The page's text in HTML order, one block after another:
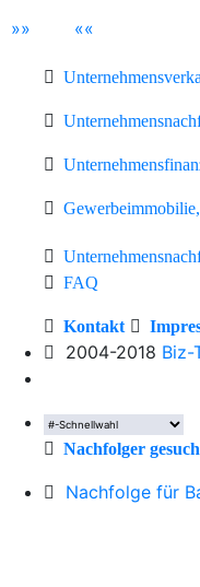
»» ««
FAQ
Kontakt
2004-2018 Biz-
Nachfolger
Nachfolge für